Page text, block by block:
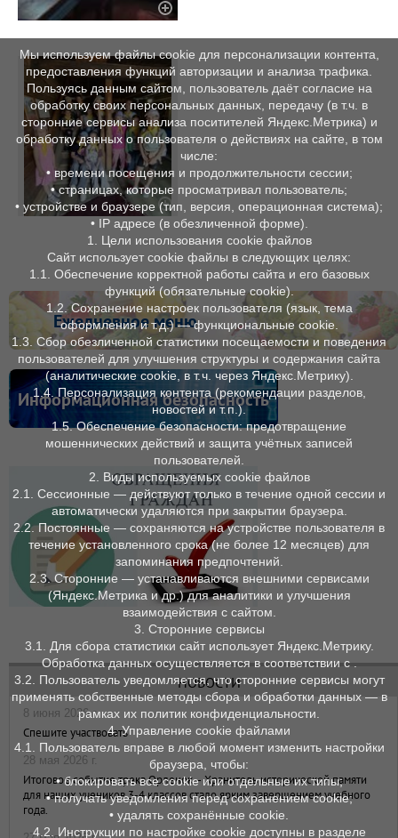
Ежедневное меню
Информационная безопасность
НОВОСТИ
8 июня 2026 г.
Спешите участвовать
28 мая 2026 г.
Итоговое событие трека Орленок – Хранитель исторической памяти
для наших учеников 3-4 классов стало ярким завершением учебного
года.
Мы используем файлы cookie для персонализации контента,
предоставления функций авторизации и анализа трафика.
Пользуясь данным сайтом, пользователь даёт согласие на
обработку своих персональных данных, передачу (в т.ч. в
сторонние сервисы анализа поситителей Яндекс.Метрика) и
обработку данных о пользователя о действиях на сайте, в том
числе:
• времени посещения и продолжительности сессии;
• страницах, которые просматривал пользователь;
• устройстве и браузере (тип, версия, операционная система);
• IP адресе (в обезличенной форме).
1. Цели использования cookie файлов
Сайт использует cookie файлы в следующих целях:
1.1. Обеспечение корректной работы сайта и его базовых
функций (обязательные cookie).
1.2. Сохранение настроек пользователя (язык, тема
оформления и т. д.) — функциональные cookie.
1.3. Сбор обезличенной статистики посещаемости и поведения
пользователей для улучшения структуры и содержания сайта
(аналитические cookie, в т. ч. через Яндекс.Метрику).
1.4. Персонализация контента (рекомендации разделов,
новостей и т. п.).
1.5. Обеспечение безопасности: предотвращение
мошеннических действий и защита учётных записей
пользователей.
2. Виды используемых cookie файлов
2.1. Сессионные — действуют только в течение одной сессии и
автоматически удаляются при закрытии браузера.
2.2. Постоянные — сохраняются на устройстве пользователя в
течение установленного срока (не более 12 месяцев) для
запоминания предпочтений.
2.3. Сторонние — устанавливаются внешними сервисами
(Яндекс.Метрика и др.) для аналитики и улучшения
взаимодействия с сайтом.
3. Сторонние сервисы
3.1. Для сбора статистики сайт использует Яндекс.Метрику.
Обработка данных осуществляется в соответствии с .
3.2. Пользователь уведомляется, что сторонние сервисы могут
применять собственные методы сбора и обработки данных — в
рамках их политик конфиденциальности.
4. Управление cookie файлами
4.1. Пользователь вправе в любой момент изменить настройки
браузера, чтобы:
• блокировать все cookie или отдельные их типы;
• получать уведомления перед сохранением cookie;
• удалять сохранённые cookie.
4.2. Инструкции по настройке cookie доступны в разделе